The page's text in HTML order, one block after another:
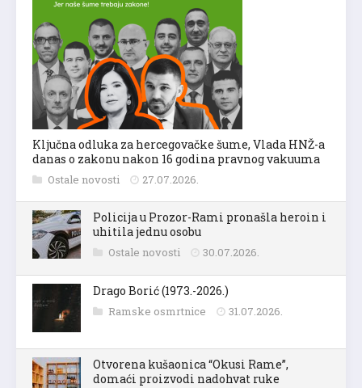
Ključna odluka za hercegovačke šume, Vlada HNŽ-a
danas o zakonu nakon 16 godina pravnog vakuuma
Ostale novosti 27.07.2026.
Policija u Prozor-Rami pronašla heroin i
uhitila jednu osobu
Ostale novosti 30.07.2026.
Drago Borić (1973.-2026.)
Ramske osmrtnice 31.07.2026.
Otvorena kušaonica “Okusi Rame”,
domaći proizvodi nadohvat ruke